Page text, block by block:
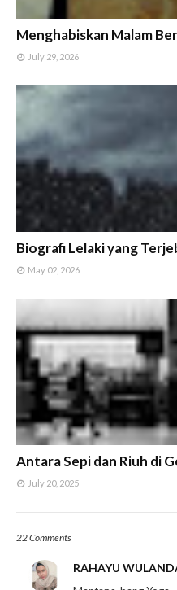
Menghabiskan Malam
July 29, 2026
Biografi Lelaki yang
May 02, 2026
Antara Sepi dan Riuh di
July 20, 2025
22 Comments
RAHAYU